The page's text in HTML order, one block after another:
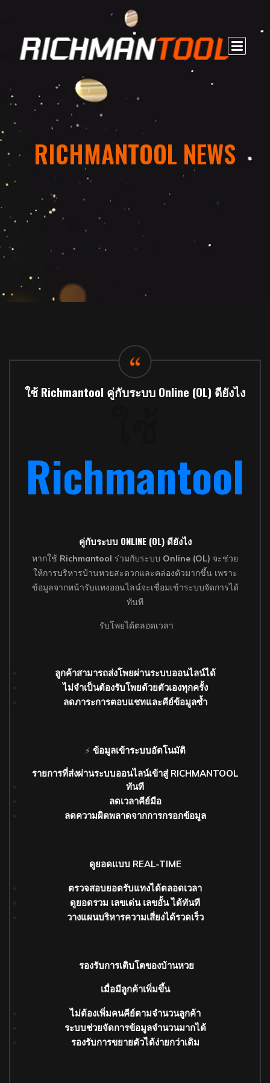
RICHMANTOOL NEWS
ใช้ Richmantool คู่กับระบบ Online (OL) ดียังไง
Richmantool
คู่กับระบบ ONLINE (OL) ดียังไง
หากใช้ Richmantool ร่วมกับระบบ Online (OL) จะช่วย
ให้การบริหารบ้านหวยสะดวกและคล่องตัวมากขึ้น เพราะ
ข้อมูลจากหน้ารับแทงออนไลน์จะเชื่อมเข้าระบบจัดการได้
ทันที
รับโพยได้ตลอดเวลา
ลูกค้าสามารถส่งโพยผ่านระบบออนไลน์ได้
ไม่จำเป็นต้องรับโพยด้วยตัวเองทุกครั้ง
ลดภาระการตอบแชทและคีย์ข้อมูลซ้ำ
⚡ ข้อมูลเข้าระบบอัตโนมัติ
รายการที่ส่งผ่านระบบออนไลน์เข้าสู่ RICHMANTOOL
ทันที
ลดเวลาคีย์มือ
ลดความผิดพลาดจากการกรอกข้อมูล
ดูยอดแบบ REAL-TIME
ตรวจสอบยอดรับแทงได้ตลอดเวลา
ดูยอดรวม เลขเด่น เลขอั้น ได้ทันที
วางแผนบริหารความเสี่ยงได้รวดเร็ว
รองรับการเติบโตของบ้านหวย
เมื่อมีลูกค้าเพิ่มขึ้น
ไม่ต้องเพิ่มคนคีย์ตามจำนวนลูกค้า
ระบบช่วยจัดการข้อมูลจำนวนมากได้
รองรับการขยายตัวได้ง่ายกว่าเดิม